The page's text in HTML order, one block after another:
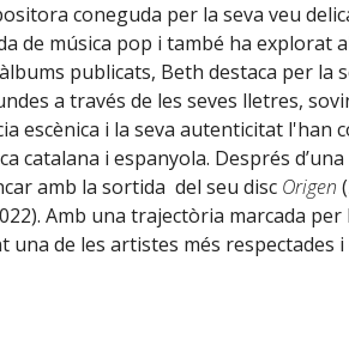
coneguda per la seva veu
de música pop i també ha explorat
publicats, Beth destaca per la
a través de les seves lletres,
escènica i la seva autenticitat l'han
catalana i espanyola. Després
amb la sortida del seu disc Origen
Amb una trajectòria marcada per
de les artistes més respectades i